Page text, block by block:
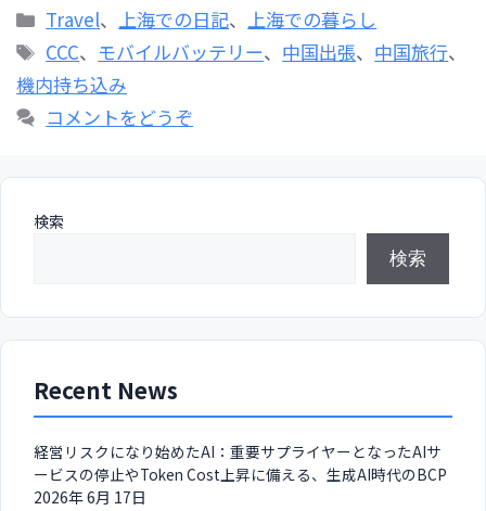
カ
テ
ゴ
リ
ー
Travel、 上海での日記、
上海での暮らし
タ
グ
CCC、 モバイルバッテリー、 中国出張、 中国旅行、
機内持ち込み
コメントをどうぞ
検索
検索
Recent News
経営リスクになり始めたAI：重要サプライヤーとなったAIサ
ービスの停止やToken Cost上昇に備える、生成AI時代のBCP
2026年 6月 17日